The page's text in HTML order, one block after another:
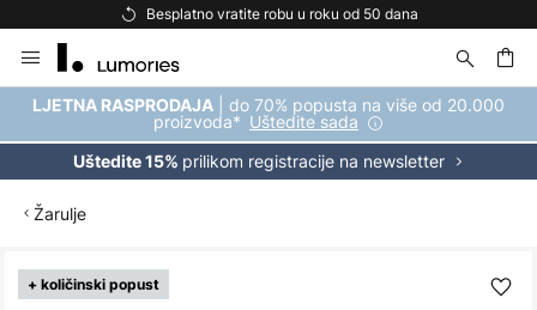
Besplatno vratite robu u roku od 50 dana
to
Content
LJETNA RASPRODAJA | do 70% popusta na više od 20.000
proizvoda* Uštedite sada
Uštedite 15% prilikom registracije na newsletter
Žarulje
+ količinski popust
Skip
to